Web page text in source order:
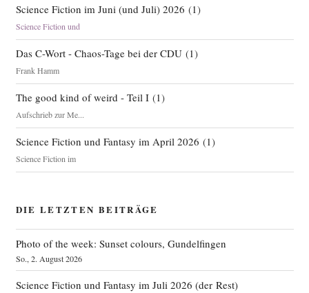
Science Fiction im Juni (und Juli) 2026 (1)
Science Fiction und
Das C-Wort - Chaos-Tage bei der CDU(1)
Frank Hamm
The good kind of weird - Teil I(1)
Aufschrieb zur Me...
Science Fiction und Fantasy im April 2026 (1)
Science Fiction im
DIE LETZTEN BEITRÄGE
Photo of the week: Sunset colours, Gundelfingen
So., 2. August 2026
Science Fiction und Fantasy im Juli 2026 (der Rest)